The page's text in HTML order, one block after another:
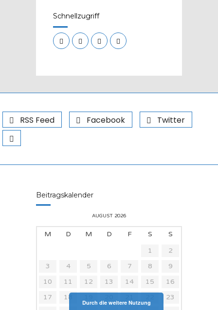
Schnellzugriff
RSS Feed Facebook Twitter
Beitragskalender
AUGUST 2026
M D M D F S
S
1
2
3
4 5 6 7 8
9
10
11 12 13 14 15
16
17
18
23
Durch die weitere Nutzung